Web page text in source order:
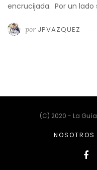
encrucijada. Por un
por JPVAZQUEZ
(C) 2020 - La
NOSOTROS